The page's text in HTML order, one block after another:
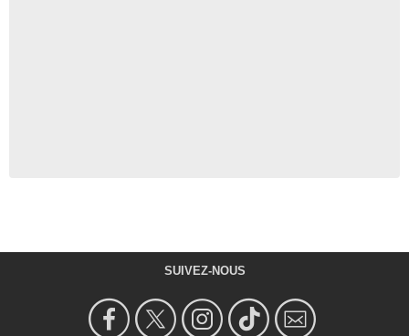
SUIVEZ-NOUS